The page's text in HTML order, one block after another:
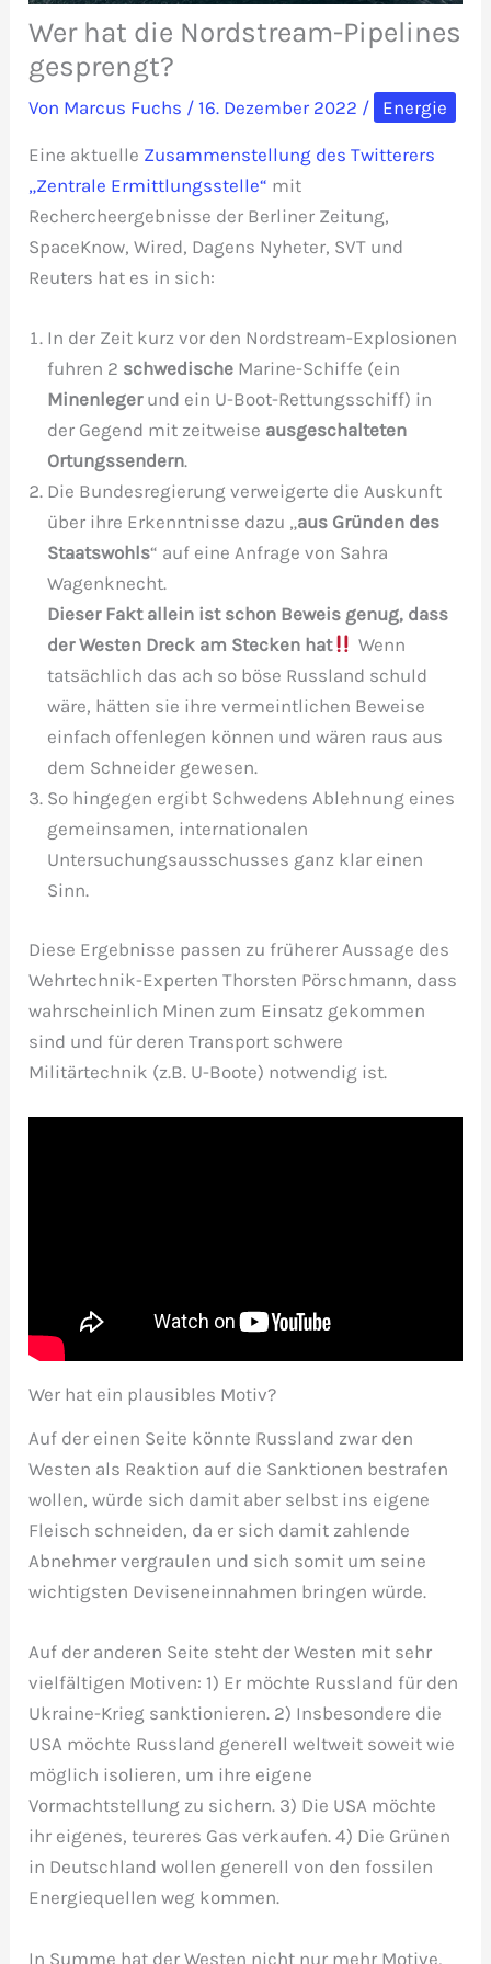
Wer hat die Nordstream-Pipelines
gesprengt?
Von Marcus Fuchs /16. Dezember 2022 / Energie
Eine aktuelle Zusammenstellung des Twitterers
„Zentrale Ermittlungsstelle“ mit
Rechercheergebnisse der Berliner Zeitung,
SpaceKnow, Wired, Dagens Nyheter, SVT und
Reuters hat es in sich:
In der Zeit kurz vor den Nordstream-Explosionen
fuhren 2 schwedische Marine-Schiffe (ein
Minenlegerund ein U-Boot-Rettungsschiff) in
der Gegend mit zeitweise ausgeschalteten
Ortungssendern.
Die Bundesregierung verweigerte die Auskunft
über ihre Erkenntnisse dazu „aus Gründen des
Staatswohls“ auf eine Anfrage von Sahra
Wagenknecht.
Dieser Fakt allein ist schon Beweis genug, dass
der Westen Dreck am Stecken hat
Wenn
tatsächlich das ach so böse Russland schuld
wäre, hätten sie ihre vermeintlichen Beweise
einfach offenlegen können und wären raus aus
dem Schneider gewesen.
So hingegen ergibt Schwedens Ablehnung eines
gemeinsamen, internationalen
Untersuchungsausschusses ganz klar einen
Sinn.
Diese Ergebnisse passen zu früherer Aussage des
Wehrtechnik-Experten Thorsten Pörschmann, dass
wahrscheinlich Minen zum Einsatz gekommen
sind und für deren Transport schwere
Militärtechnik (z.B. U-Boote) notwendig ist.
Wer hat ein plausibles Motiv?
Auf der einen Seite könnte Russland zwar den
Westen als Reaktion auf die Sanktionen bestrafen
wollen, würde sich damit aber selbst ins eigene
Fleisch schneiden, da er sich damit zahlende
Abnehmer vergraulen und sich somit um seine
wichtigsten Deviseneinnahmen bringen würde.
Auf der anderen Seite steht der Westen mit sehr
vielfältigen Motiven: 1) Er möchte Russland für den
Ukraine-Krieg sanktionieren. 2) Insbesondere die
USA möchte Russland generell weltweit soweit wie
möglich isolieren, um ihre eigene
Vormachtstellung zu sichern. 3) Die USA möchte
ihr eigenes, teureres Gas verkaufen. 4) Die Grünen
in Deutschland wollen generell von den fossilen
Energiequellen weg kommen.
In Summe hat der Westen nicht nur mehr Motive,